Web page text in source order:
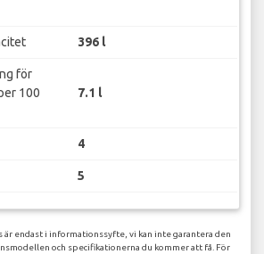
396 l
för
100
7.1 l
4
5
är endast i informationssyfte, vi kan inte garantera den
och specifikationerna du kommer att få. För